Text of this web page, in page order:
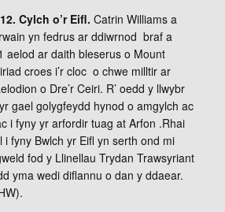
Cylch o’r Eifl. Catrin Williams a
yn fedrus ar ddiwrnod braf a
aelod ar daith bleserus o Mount
croes i’r cloc o chwe milltir ar
o Dre’r Ceiri. R’ oedd y llwybr
gael golygfeydd hynod o amgylch ac
i fyny yr arfordir tuag at Arfon .Rhai
i fyny Bwlch yr Eifl yn serth ond mi
fod y Llinellau Trydan Trawsyriant
yma wedi diflannu o dan y ddaear.